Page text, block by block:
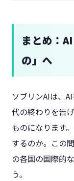
まとめ：
の」へ
ソブリンAIは、
代の終わりを告
ものになります
するのか。この
の各国の国際的
う。